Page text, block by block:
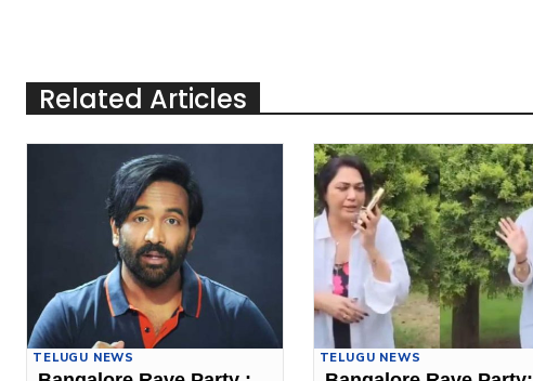
Related Articles
TELUGU NEWS TELUGU NEWS